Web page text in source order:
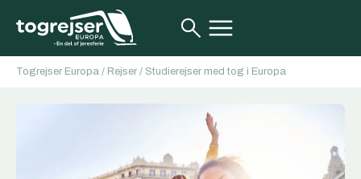
Togrejser Europa / Rejser / Studierejser med tog i Europa